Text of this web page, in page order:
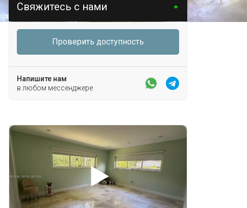
Свяжитесь с нами
Проверить доступность
Напишите нам
в любом мессенджере